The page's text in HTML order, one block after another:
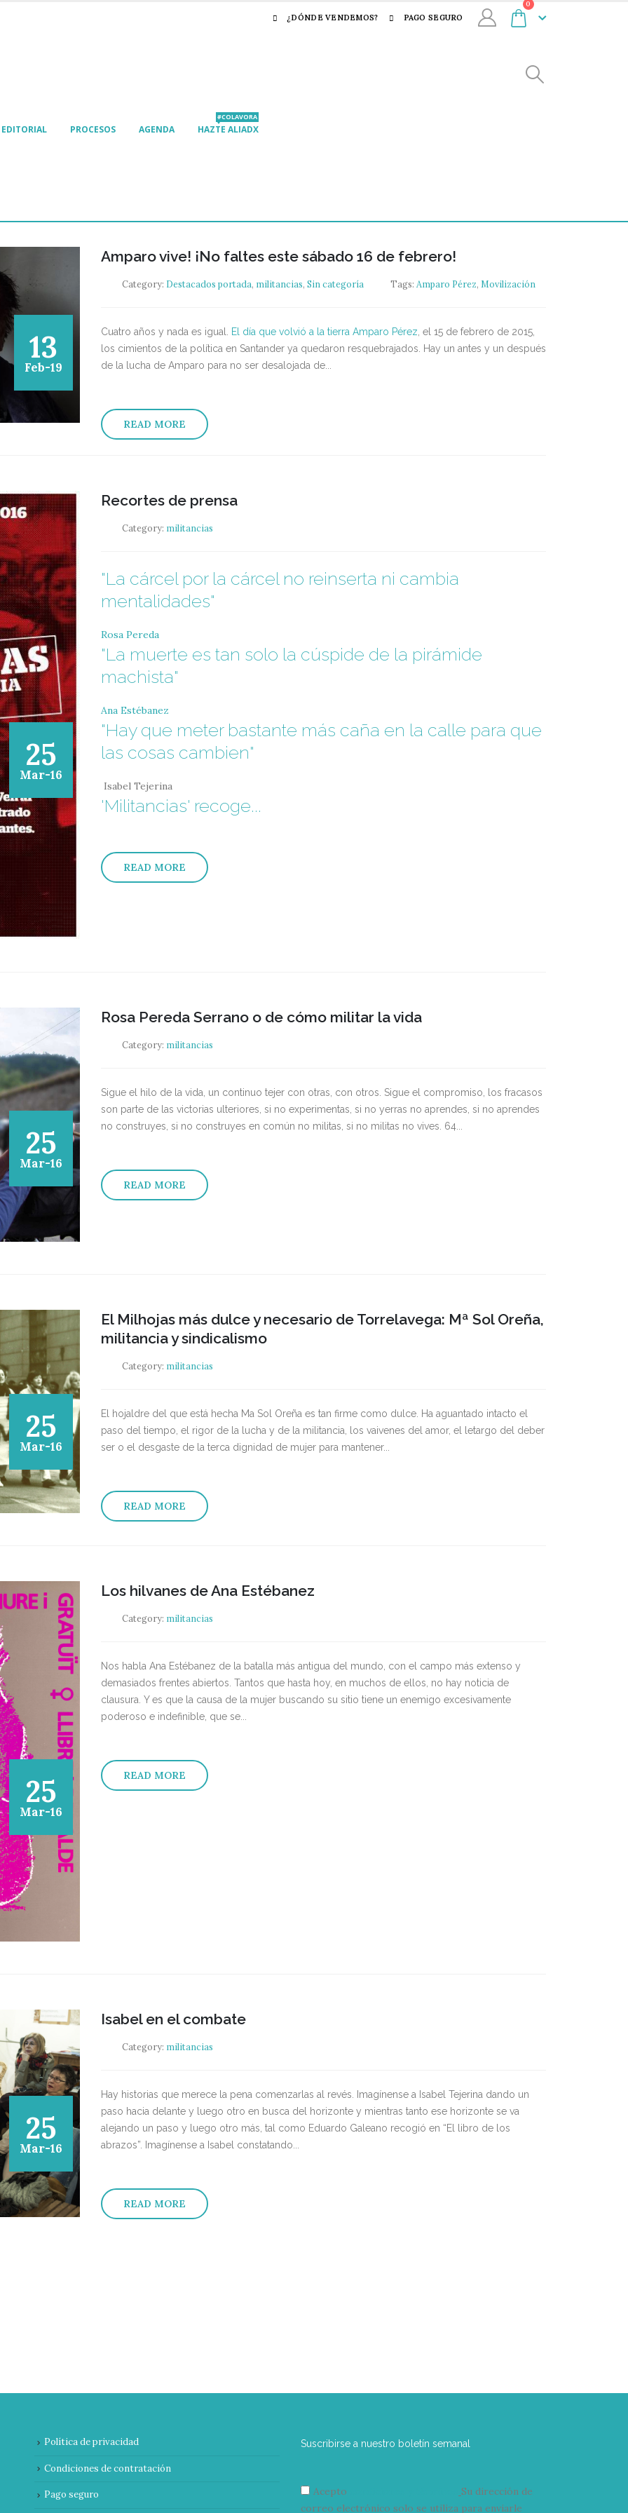
¿DÓNDE VENDEMOS? PAGO SEGURO
0
EDITORIAL PROCESOS AGENDA HAZTE ALIADX
#COLAVORA
13
Feb-19
Amparo vive! ¡No faltes este sábado 16 de febrero!
Category: Destacados portada, militancias, Sin categoría Tags: Amparo Pérez, Movilización
Cuatro años y nada es igual. El día que volvió a la tierra Amparo Pérez, el 15 de febrero de 2015,
los cimientos de la política en Santander ya quedaron resquebrajados. Hay un antes y un después
de la lucha de Amparo para no ser desalojada de...
READ MORE
25
Mar-16
Recortes de prensa
Category: militancias
"La cárcel por la cárcel no reinserta ni cambia
mentalidades"
Rosa Pereda
"La muerte es tan solo la cúspide de la pirámide
machista"
Ana Estébanez
"Hay que meter bastante más caña en la calle para que
las cosas cambien"
Isabel Tejerina
'Militancias' recoge...
READ MORE
25
Mar-16
Rosa Pereda Serrano o de cómo militar la vida
Category: militancias
Sigue el hilo de la vida, un continuo tejer con otras, con otros. Sigue el compromiso, los fracasos
son parte de las victorias ulteriores, si no experimentas, si no yerras no aprendes, si no aprendes
no construyes, si no construyes en común no militas, si no militas no vives. 64...
READ MORE
25
Mar-16
El Milhojas más dulce y necesario de Torrelavega: Mª Sol Oreña,
militancia y sindicalismo
Category: militancias
El hojaldre del que está hecha Ma Sol Oreña es tan firme como dulce. Ha aguantado intacto el
paso del tiempo, el rigor de la lucha y de la militancia, los vaivenes del amor, el letargo del deber
ser o el desgaste de la terca dignidad de mujer para mantener...
READ MORE
25
Mar-16
Los hilvanes de Ana Estébanez
Category: militancias
Nos habla Ana Estébanez de la batalla más antigua del mundo, con el campo más extenso y
demasiados frentes abiertos. Tantos que hasta hoy, en muchos de ellos, no hay noticia de
clausura. Y es que la causa de la mujer buscando su sitio tiene un enemigo excesivamente
poderoso e indefinible, que se...
READ MORE
25
Mar-16
Isabel en el combate
Category: militancias
Hay historias que merece la pena comenzarlas al revés. Imagínense a Isabel Tejerina dando un
paso hacia delante y luego otro en busca del horizonte y mientras tanto ese horizonte se va
alejando un paso y luego otro más, tal como Eduardo Galeano recogió en “El libro de los
abrazos”. Imagínense a Isabel constatando...
READ MORE
Política de privacidad
Condiciones de contratación
Pago seguro
Suscribirse a nuestro boletín semanal
Acepto
Su dirección de
correo electrónico solo se utiliza para enviarle